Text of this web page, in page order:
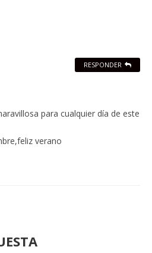
para cualquier día de este
verano
RESPONDER